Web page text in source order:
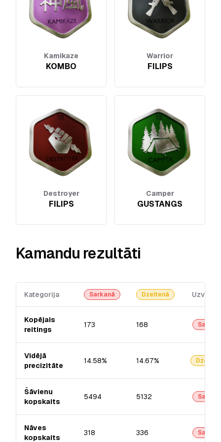
Kamikaze
KOMBO
Warrior
FILIPS
Destroyer
FILIPS
Camper
GUSTANGS
Kamandu rezultāti
Kategorija Sarkanā Dzeltenā
Kopējais
reitings
173 168
Vidējā
precizitāte
14.58% 14.67%
Šāvienu
kopskaits
5494 5132
Nāves
kopskaits
318 336